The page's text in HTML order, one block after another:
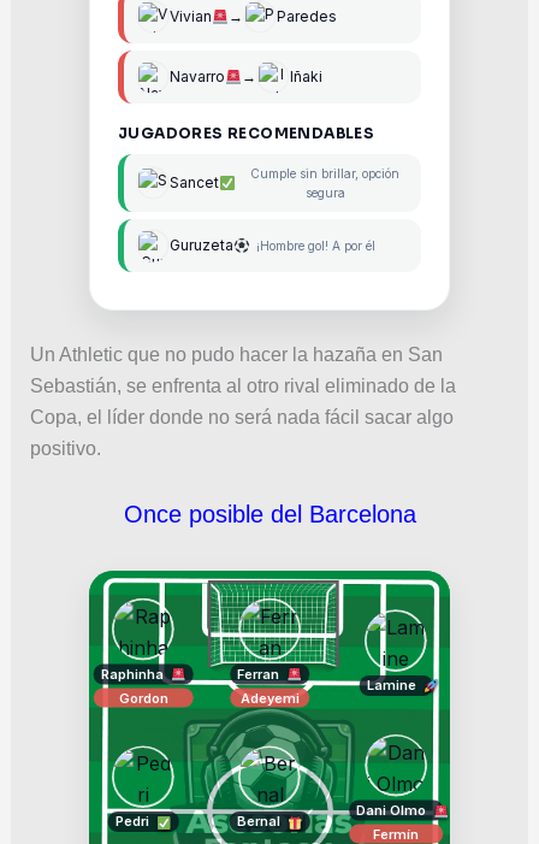
Vivian → Paredes
Navarro → Iñaki
JUGADORES RECOMENDABLES
Sancet
Cumple sin brillar, opción
segura
Guruzeta ¡Hombre gol! A por él
Un Athletic que no pudo hacer la hazaña en San
Sebastián, se enfrenta al otro rival eliminado de la
Copa, el líder donde no será nada fácil sacar algo
positivo.
Once posible del Barcelona
Pedri Bernal
Dani Olmo
Fermín
Raphinha
Gordon
Ferran
Adeyemi
Lamine